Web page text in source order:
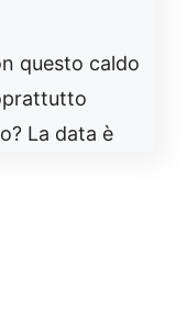
questo caldo
La data è